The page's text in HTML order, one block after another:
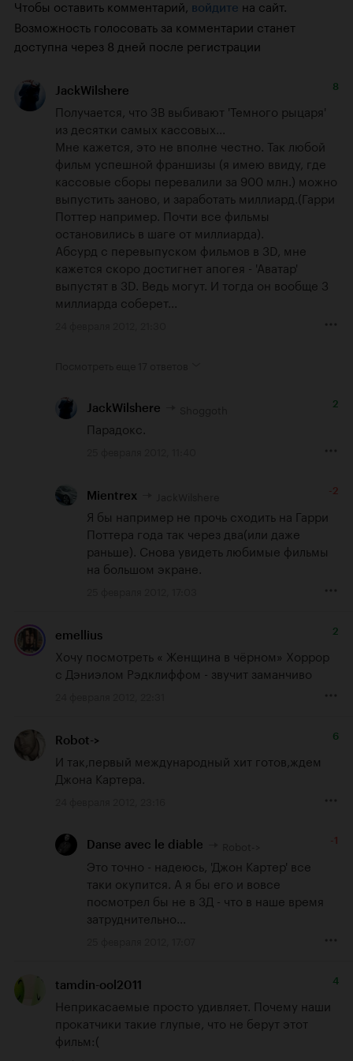
Чтобы оставить комментарий, войдите на сайт.
Возможность голосовать за комментарии станет
доступна через 8 дней после регистрации
JackWilshere 8
Получается, что ЗВ выбивают 'Темного рыцаря'
из десятки самых кассовых...
Мне кажется, это не вполне честно. Так любой
фильм успешной франшизы (я имею ввиду, где
кассовые сборы перевалили за 900 млн.) можно
выпустить заново, и заработать миллиард.(Гарри
Поттер например. Почти все фильмы
остановились в шаге от миллиарда).
Абсурд с перевыпуском фильмов в 3D, мне
кажется скоро достигнет апогея - 'Аватар'
выпустят в 3D. Ведь могут. И тогда он вообще 3
миллиарда соберет...
JackWilshere 2
Парадокс.
Mientrex -2
Я бы например не прочь сходить на Гарри
Поттера года так через два(или даже
раньше). Снова увидеть любимые фильмы
на большом экране.
emellius 2
Хочу посмотреть « Женщина в чёрном» Хоррор
с Дэниэлом Рэдклиффом - звучит заманчиво
Robot-> 6
И так,первый международный хит готов,ждем
Джона Картера.
Danse avec le diable -1
Это точно - надеюсь, 'Джон Картер' все
таки окупится. А я бы его и вовсе
посмотрел бы не в 3Д - что в наше время
затруднительно...
tamdin-ool2011 4
Неприкасаемые просто удивляет. Почему наши
прокатчики такие глупые, что не берут этот
фильм:(